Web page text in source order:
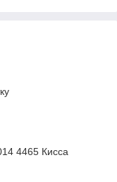
4465 Кисса